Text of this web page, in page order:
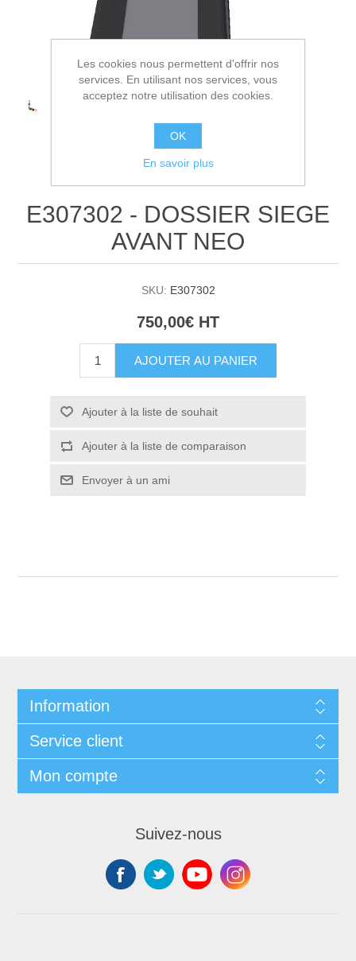
E307302 - DOSSIER SIEGE
AVANT NEO
SKU: E307302
750,00€ HT
AJOUTER AU PANIER
Ajouter à la liste de souhait
Ajouter à la liste de comparaison
Envoyer à un ami
Information
Service client
Mon compte
Suivez-nous
Les cookies nous permettent d'offrir nos
services. En utilisant nos services, vous
acceptez notre utilisation des cookies.
OK
En savoir plus